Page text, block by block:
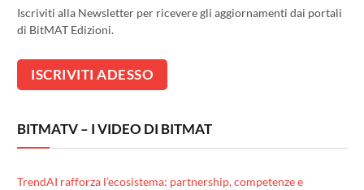
Iscriviti alla Newsletter per ricevere gli aggiornamenti dai portali
di BitMAT Edizioni.
BITMATV – I VIDEO DI BITMAT
TrendAI rafforza l’ecosistema: partnership, competenze e